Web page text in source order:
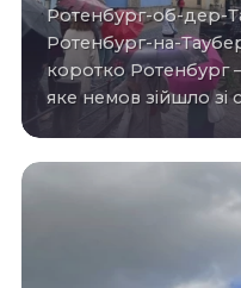
Ротенбург-об-дер-Таубер, або
Ротенбург-на-
коротко Ротенбург
яке немов зійшло зі